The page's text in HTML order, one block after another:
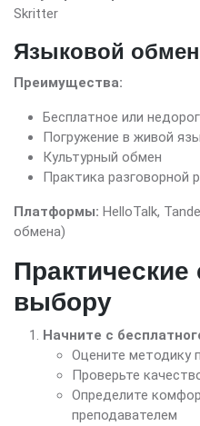
Skritter
Языковой
Преимущества:
Бесплатное или
Погружение в живой
Культурный обмен
Практика разговорной
Платформы: HelloTalk,
обмена)
выбору
Начните с
Оцените методику
Проверьте
Определите
преподавателем